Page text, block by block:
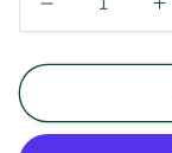
Reducir
cantidad
para
CYANE-